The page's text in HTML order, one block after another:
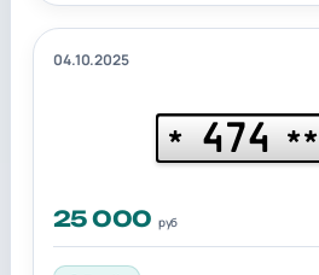
04.10.2025
* 474 **
25 000 руб